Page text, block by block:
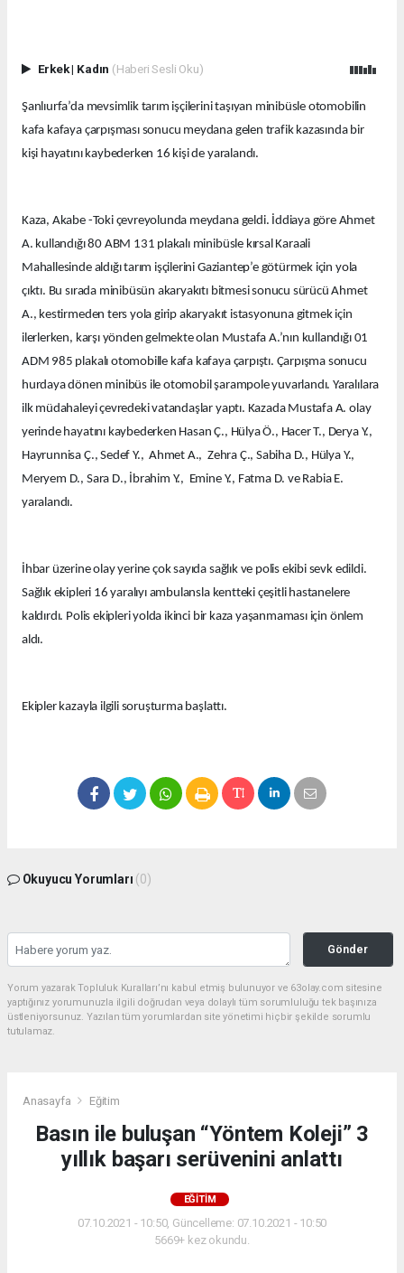
Erkek| Kadın (Haberi Sesli Oku)
Şanlıurfa’da mevsimlik tarım işçilerini taşıyan minibüsle otomobilin
kafa kafaya çarpışması sonucu meydana gelen trafik kazasında bir
kişi hayatını kaybederken 16 kişi de yaralandı.
Kaza, Akabe -Toki çevreyolunda meydana geldi. İddiaya göre Ahmet
A. kullandığı 80 ABM 131 plakalı minibüsle kırsal Karaali
Mahallesinde aldığı tarım işçilerini Gaziantep’e götürmek için yola
çıktı. Bu sırada minibüsün akaryakıtı bitmesi sonucu sürücü Ahmet
A., kestirmeden ters yola girip akaryakıt istasyonuna gitmek için
ilerlerken, karşı yönden gelmekte olan Mustafa A.’nın kullandığı 01
ADM 985 plakalı otomobille kafa kafaya çarpıştı. Çarpışma sonucu
hurdaya dönen minibüs ile otomobil şarampole yuvarlandı. Yaralılara
ilk müdahaleyi çevredeki vatandaşlar yaptı. Kazada Mustafa A. olay
yerinde hayatını kaybederken Hasan Ç., Hülya Ö., Hacer T., Derya Y.,
Hayrunnisa Ç., Sedef Y., Ahmet A., Zehra Ç., Sabiha D., Hülya Y.,
Meryem D., Sara D., İbrahim Y., Emine Y., Fatma D. ve Rabia E.
yaralandı.
İhbar üzerine olay yerine çok sayıda sağlık ve polis ekibi sevk edildi.
Sağlık ekipleri 16 yaralıyı ambulansla kentteki çeşitli hastanelere
kaldırdı. Polis ekipleri yolda ikinci bir kaza yaşanmaması için önlem
aldı.
Ekipler kazayla ilgili soruşturma başlattı.
Okuyucu Yorumları (0)
Gönder
Yorum yazarak Topluluk Kuralları’nı kabul etmiş bulunuyor ve 63olay.com sitesine
yaptığınız yorumunuzla ilgili doğrudan veya dolaylı tüm sorumluluğu tek başınıza
üstleniyorsunuz. Yazılan tüm yorumlardan site yönetimi hiçbir şekilde sorumlu
tutulamaz.
Anasayfa Eğitim
Basın ile buluşan “Yöntem Koleji” 3
yıllık başarı serüvenini anlattı
EĞITIM
07.10.2021 - 10:50, Güncelleme: 07.10.2021 - 10:50
5669+ kez okundu.